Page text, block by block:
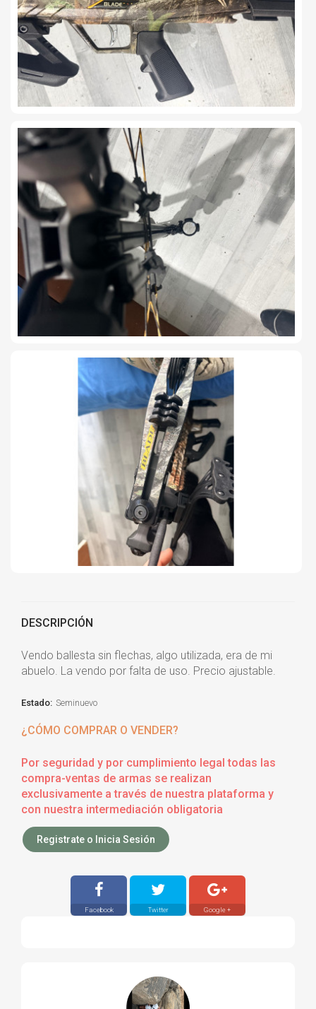
DESCRIPCIÓN
Vendo ballesta sin flechas, algo utilizada, era de mi
abuelo. La vendo por falta de uso. Precio ajustable.
Estado: Seminuevo
¿CÓMO COMPRAR O VENDER?
Por seguridad y por cumplimiento legal todas las
compra-ventas de armas se realizan
exclusivamente a través de nuestra plataforma y
con nuestra intermediación obligatoria
Registrate o Inicia Sesión
Facebook Twitter Google +